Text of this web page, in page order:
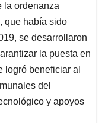
la ordenanza
que había sido
se desarrollaron
la puesta en
logró beneficiar al
del
y apoyos